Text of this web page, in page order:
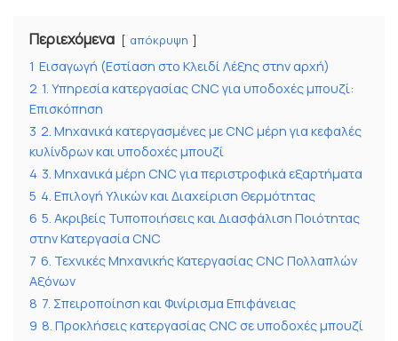
Περιεχόμενα απόκρυψη
1 Εισαγωγή (Εστίαση στο Κλειδί Λέξης στην αρχή)
2 1. Υπηρεσία κατεργασίας CNC για υποδοχές μπουζί:
Επισκόπηση
3 2. Μηχανικά κατεργασμένες με CNC μέρη για κεφαλές
κυλίνδρων και υποδοχές μπουζί
4 3. Μηχανικά μέρη CNC για περιστροφικά εξαρτήματα
5 4. Επιλογή Υλικών και Διαχείριση Θερμότητας
6 5. Ακριβείς Τυποποιήσεις και Διασφάλιση Ποιότητας
στην Κατεργασία CNC
7 6. Τεχνικές Μηχανικής Κατεργασίας CNC Πολλαπλών
Αξόνων
8 7. Σπειροποίηση και Φινίρισμα Επιφάνειας
9 8. Προκλήσεις κατεργασίας CNC σε υποδοχές μπουζί